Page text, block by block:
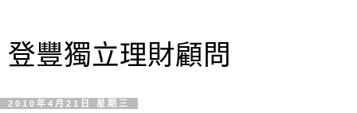
登豐獨立理財顧問
2010年4月21日 星期三